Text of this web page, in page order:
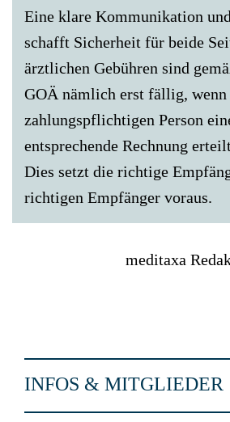
Eine klare Kommunikation
schafft Sicherheit für beide
ärztlichen Gebühren sind
GOÄ nämlich erst fällig, wenn
zahlungspflichtigen Person
entsprechende Rechnung
Dies setzt die richtige
richtigen Empfänger voraus.
meditaxa
INFOS & MITGLIEDER